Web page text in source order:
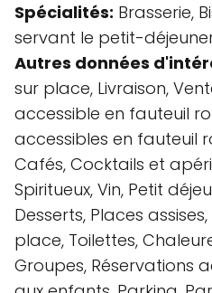
Spécialités: Brasserie,
servant le petit-
Autres données
sur place, Livraison,
accessible en fauteuil
accessibles en fauteuil
Cafés, Cocktails et
Spiritueux, Vin, Petit
Desserts, Places
place, Toilettes,
Groupes, Réservations